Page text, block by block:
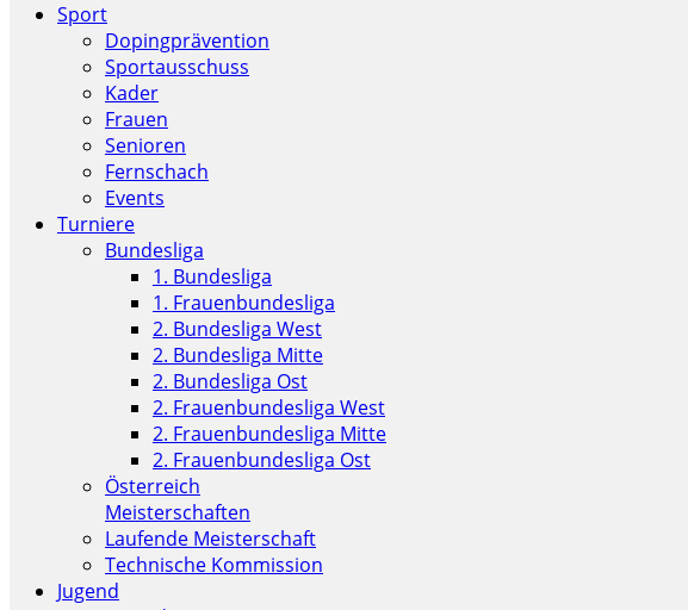
Sport
Dopingprävention
Sportausschuss
Kader
Frauen
Senioren
Fernschach
Events
Turniere
Bundesliga
1. Bundesliga
1. Frauenbundesliga
2. Bundesliga West
2. Bundesliga Mitte
2. Bundesliga Ost
2. Frauenbundesliga West
2. Frauenbundesliga Mitte
2. Frauenbundesliga Ost
Österreich
Meisterschaften
Laufende Meisterschaft
Technische Kommission
Jugend